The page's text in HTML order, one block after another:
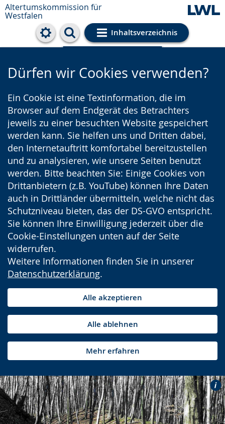
Altertumskommission für
Westfalen
Inhaltsverzeichnis
Cookie-Einstellungen
Dürfen wir Cookies verwenden?
Ein Cookie ist eine Textinformation, die im
Browser auf dem Endgerät des Betrachters
jeweils zu einer besuchten Website gespeichert
werden kann. Sie helfen uns und Dritten dabei,
den Internetauftritt komfortabel bereitzustellen
und zu analysieren, wie unsere Seiten benutzt
werden. Bitte beachten Sie: Einige Cookies von
Drittanbietern (z.B. YouTube) können Ihre Daten
auch in Drittländer übermitteln, welche nicht das
Schutzniveau bieten, das der DS-GVO entspricht.
Sie können Ihre Einwilligung jederzeit über die
Cookie-Einstellungen unten auf der Seite
widerrufen.
Weitere Informationen finden Sie in unserer
Datenschutzerklärung.
Alle akzeptieren
Alle ablehnen
Mehr erfahren